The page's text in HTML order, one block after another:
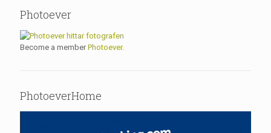
Photoever
Become a memberPhotoever.
PhotoeverHome